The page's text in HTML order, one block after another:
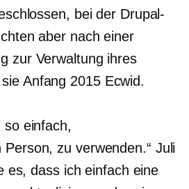
bei der Drupal-
aber nach einer
zur Verwaltung ihres
Anfang 2015 Ecwid.
so einfach,
Person, zu verwenden.“ Juli
es, dass ich einfach eine